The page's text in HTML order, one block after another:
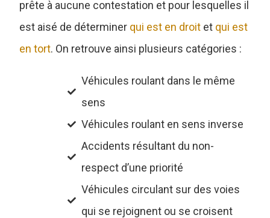
prête à aucune contestation et pour lesquelles il
est aisé de déterminer qui est en droit et qui est
en tort. On retrouve ainsi plusieurs catégories :
Véhicules roulant dans le même
sens
Véhicules roulant en sens inverse
Accidents résultant du non-
respect d’une priorité
Véhicules circulant sur des voies
qui se rejoignent ou se croisent